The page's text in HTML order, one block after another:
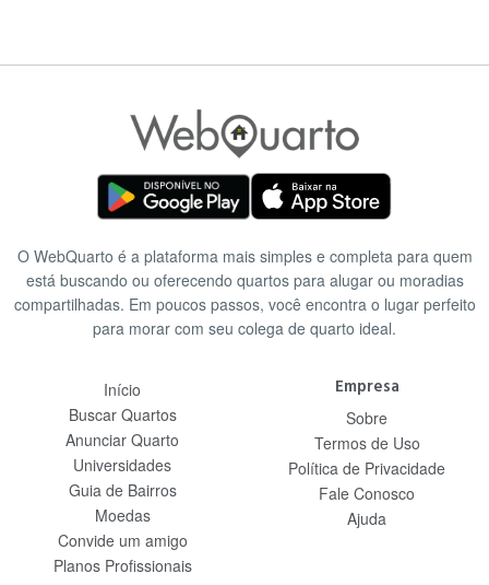
O WebQuarto é a plataforma mais simples e completa para quem
está buscando ou oferecendo quartos para alugar ou moradias
compartilhadas. Em poucos passos, você encontra o lugar perfeito
para morar com seu colega de quarto ideal.
Início
Buscar Quartos
Anunciar Quarto
Universidades
Guia de Bairros
Moedas
Convide um amigo
Planos Profissionais
Empresa
Sobre
Termos de Uso
Política de Privacidade
Fale Conosco
Ajuda